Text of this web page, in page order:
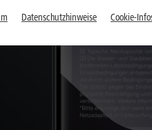
Datenschutzhinweise Cookie-